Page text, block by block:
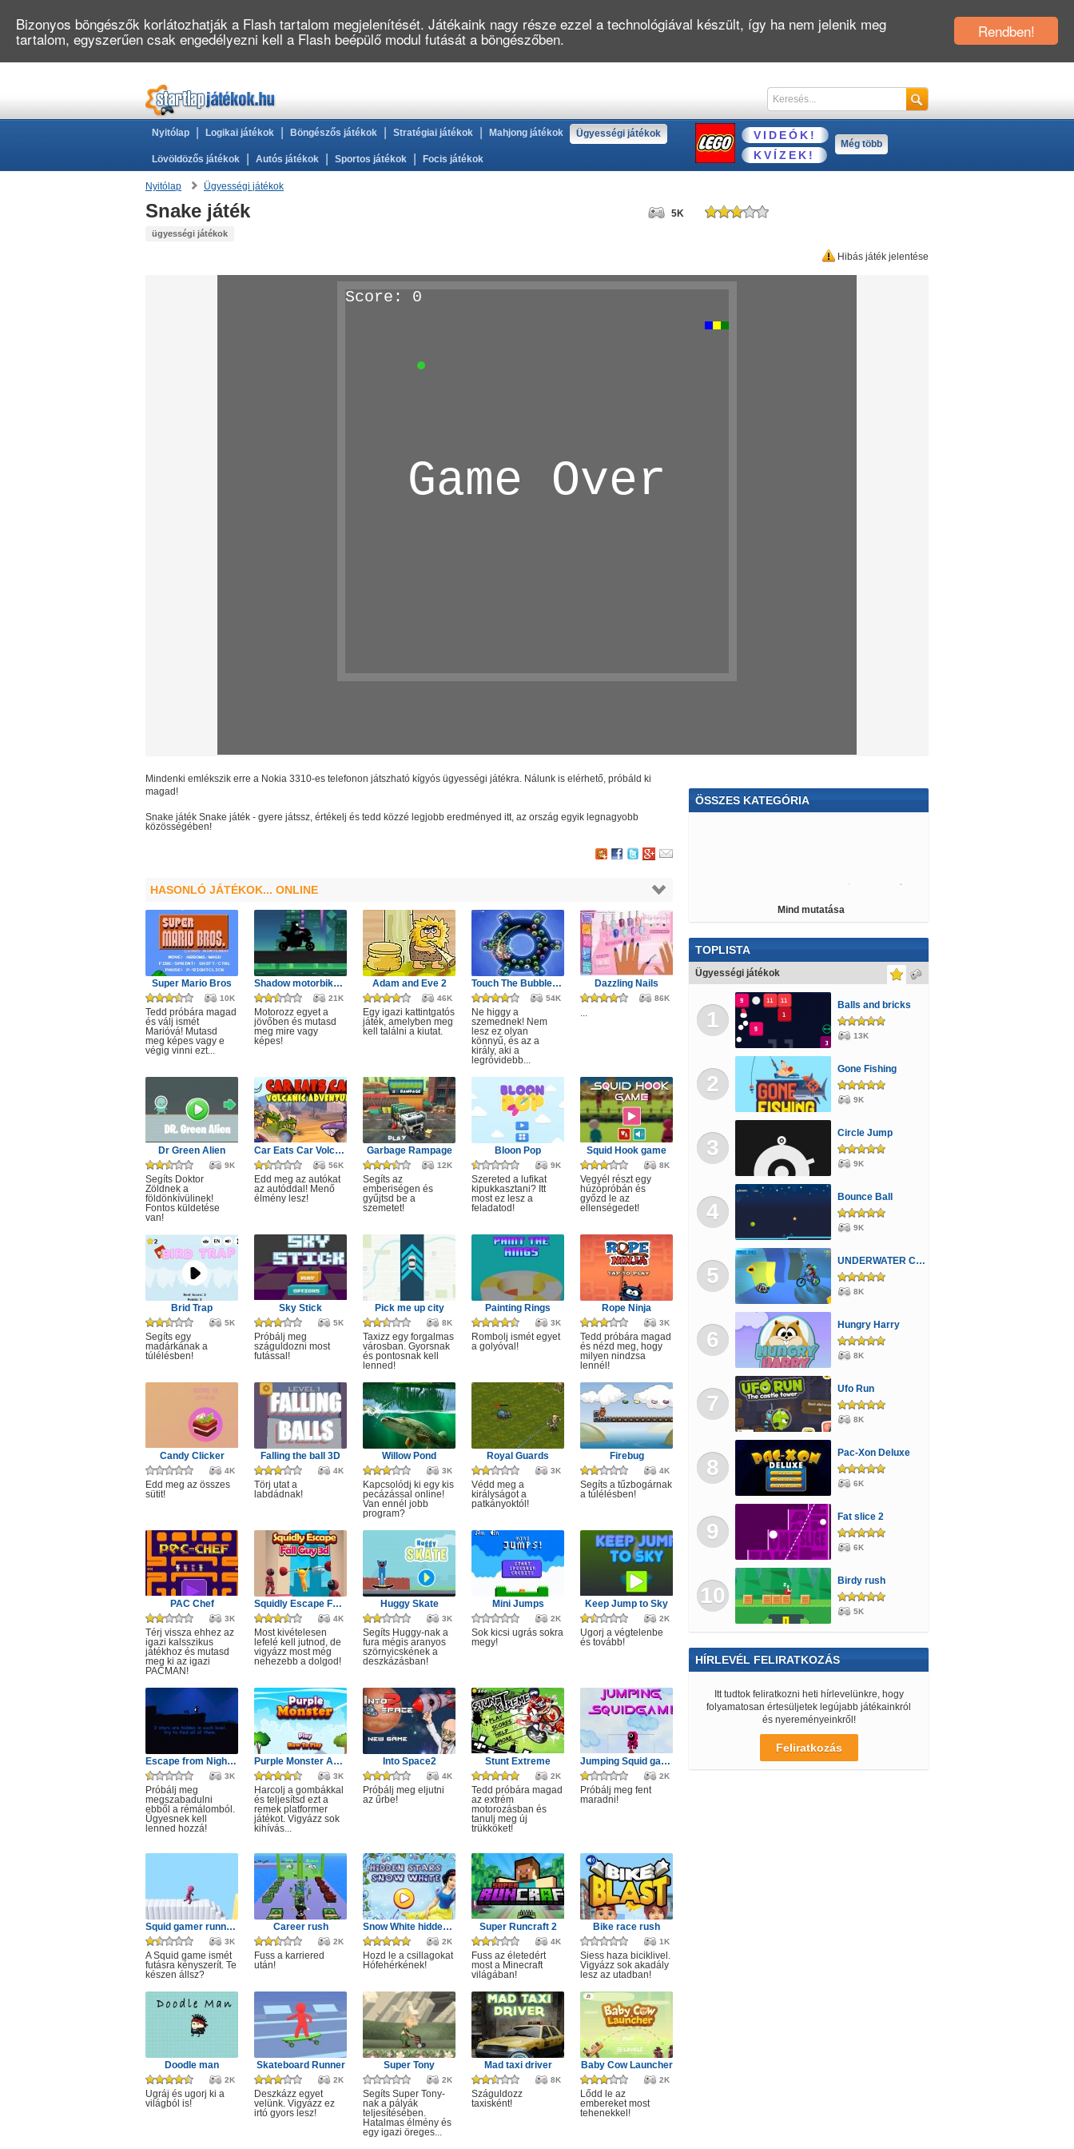
Nyitólap Logikai játékok Böngészős játékok Stratégiai játékok Mahjong játékok Ügyességi játékok
Lövöldözős játékok Autós játékok Sportos játékok Focis játékok
VIDEÓK!
KVÍZEK!
Még több
Nyitólap Ügyességi játékok
Snake játék
ügyességi játékok
5K
Hibás játék jelentése
Mindenki emlékszik erre a Nokia 3310-es telefonon játszható kígyós ügyességi játékra. Nálunk is elérhető, próbáld ki
magad!
Snake játék - gyere játssz, értékelj és tedd közzé legjobb eredményed itt, az ország egyik legnagyobb
Snake játék
közösségében!
HASONLÓ JÁTÉKOK... ONLINE
Super Mario Bros
10K
Tedd próbára magad
és válj ismét
Marióvá! Mutasd
meg képes vagy e
végig vinni ezt...
Shadow motorbike rider game
21K
Motorozz egyet a
jövőben és mutasd
meg mire vagy
képes!
Adam and Eve 2
46K
Egy igazi kattintgatós
játék, amelyben meg
kell találni a kiutat.
Touch The Bubbles 4
54K
Ne higgy a
szemednek! Nem
lesz ez olyan
könnyű, és az a
király, aki a
legrövidebb...
Dazzling Nails
86K
...
Dr Green Alien
9K
Segíts Doktor
Zöldnek a
földönkívülinek!
Fontos küldetése
van!
Car Eats Car Volcanic Adventure
56K
Edd meg az autókat
az autóddal! Menő
élmény lesz!
Garbage Rampage
12K
Segíts az
emberiségen és
gyűjtsd be a
szemetet!
Bloon Pop
9K
Szereted a lufikat
kipukkasztani? Itt
most ez lesz a
feladatod!
Squid Hook game
8K
Vegyél részt egy
húzópróbán és
győzd le az
ellenségedet!
Brid Trap
5K
Segíts egy
madárkának a
túlélésben!
Sky Stick
5K
Próbálj meg
száguldozni most
futással!
Pick me up city
8K
Taxizz egy forgalmas
városban. Gyorsnak
és pontosnak kell
lenned!
Painting Rings
3K
Rombolj ismét egyet
a golyóval!
Rope Ninja
3K
Tedd próbára magad
és nézd meg, hogy
milyen nindzsa
lennél!
Candy Clicker
4K
Edd meg az összes
sütit!
Falling the ball 3D
4K
Törj utat a
labdádnak!
Willow Pond
3K
Kapcsolódj ki egy kis
pecázással online!
Van ennél jobb
program?
Royal Guards
3K
Védd meg a
királyságot a
patkányoktól!
Firebug
4K
Segíts a tűzbogárnak
a túlélésben!
PAC Chef
3K
Térj vissza ehhez az
igazi kalsszikus
játékhoz és mutasd
meg ki az igazi
PACMAN!
Squidly Escape Fall Guy 3D
4K
Most kivételesen
lefelé kell jutnod, de
vigyázz most még
nehezebb a dolgod!
Huggy Skate
3K
Segíts Huggy-nak a
fura mégis aranyos
szörnyicskének a
deszkázásban!
Mini Jumps
2K
Sok kicsi ugrás sokra
megy!
Keep Jump to Sky
2K
Ugorj a végtelenbe
és tovább!
Escape from Nightmare
3K
Próbálj meg
megszabadulni
ebből a rémálomból.
Ügyesnek kell
lenned hozzá!
Purple Monster Adventure
3K
Harcolj a gombákkal
és teljesítsd ezt a
remek platformer
játékot. Vigyázz sok
kihívás...
Into Space2
4K
Próbálj meg eljutni
az űrbe!
Stunt Extreme
2K
Tedd próbára magad
az extrém
motorozásban és
tanulj meg új
trükköket!
Jumping Squid game
2K
Próbálj meg fent
maradni!
Squid gamer runner obstacle
3K
A Squid game ismét
futásra kényszerít. Te
készen állsz?
Career rush
2K
Fuss a karriered
után!
Snow White hidden stars
2K
Hozd le a csillagokat
Hófehérkének!
Super Runcraft 2
4K
Fuss az életedért
most a Minecraft
világában!
Bike race rush
1K
Siess haza biciklivel.
Vigyázz sok akadály
lesz az utadban!
Doodle man
2K
Ugráj és ugorj ki a
világból is!
Skateboard Runner
2K
Deszkázz egyet
velünk. Vigyázz ez
irtó gyors lesz!
Super Tony
2K
Segíts Super Tony-
nak a pályák
teljesítésében.
Hatalmas élmény és
egy igazi öreges...
Mad taxi driver
8K
Száguldozz
taxisként!
Baby Cow Launcher
2K
Lődd le az
embereket most
tehenekkel!
ÖSSZES KATEGÓRIA
Mind mutatása
TOPLISTA
Ügyességi játékok
1
Balls and bricks
13K
2
Gone Fishing
9K
3
Circle Jump
9K
4
Bounce Ball
9K
5
UNDERWATER CYCLING
8K
6
Hungry Harry
8K
7
Ufo Run
8K
8
Pac-Xon Deluxe
6K
9
Fat slice 2
6K
10
Birdy rush
5K
HÍRLEVÉL FELIRATKOZÁS
Itt tudtok feliratkozni heti hírlevelünkre, hogy
folyamatosan értesüljetek legújabb játékainkról
és nyereményeinkről!
Feliratkozás
Rendben!
Bizonyos böngészők korlátozhatják a Flash tartalom megjelenítését. Játékaink nagy része ezzel a technológiával készült, így ha nem jelenik meg
tartalom, egyszerűen csak engedélyezni kell a Flash beépülő modul futását a böngészőben.